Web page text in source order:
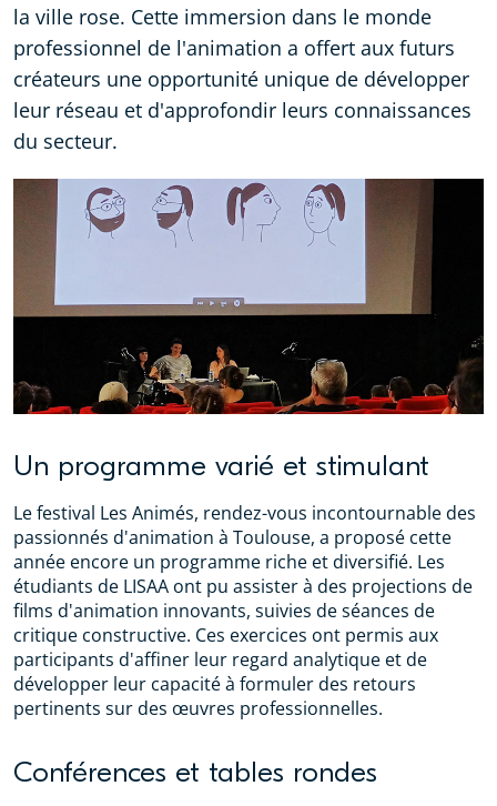
la ville rose. Cette immersion dans le monde
professionnel de l'animation a offert aux futurs
créateurs une opportunité unique de développer
leur réseau et d'approfondir leurs connaissances
du secteur.
Un programme varié et stimulant
Le festival Les Animés, rendez-vous incontournable des
passionnés d'animation à Toulouse, a proposé cette
année encore un programme riche et diversifié. Les
étudiants de LISAA ont pu assister à des projections de
films d'animation innovants, suivies de séances de
critique constructive. Ces exercices ont permis aux
participants d'affiner leur regard analytique et de
développer leur capacité à formuler des retours
pertinents sur des œuvres professionnelles.
Conférences et tables rondes